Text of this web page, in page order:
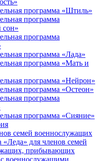
программа «Штиль»
программа
сон»
программа
программа «Лада»
программа «Мать и
программа «Нейрон»
программа «Остеон»
программа
программа «Сияние»
семей военнослужащих
для членов семей
прибывающих
с военнослужащими,